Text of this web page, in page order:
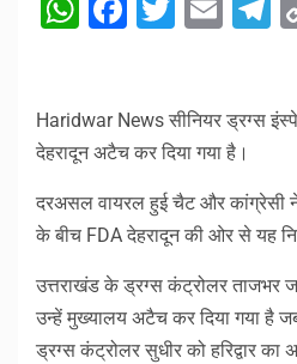
WhatsApp
Facebook
Twitter
Haridwar News सीनियर ड्रग्स
देहरादून अटैच कर दिया गया है।
दरअसल वायरल हुई चैट और कांग्रेसी
के बीच FDA देहरादून की ओर से यह
उत्तराखंड के ड्रग्स कंट्रोलर ताजभर
उन्हें मुख्यालय अटैच कर दिया गया है
ड्रग्स कंट्रोलर सुधीर को हरिद्वार का